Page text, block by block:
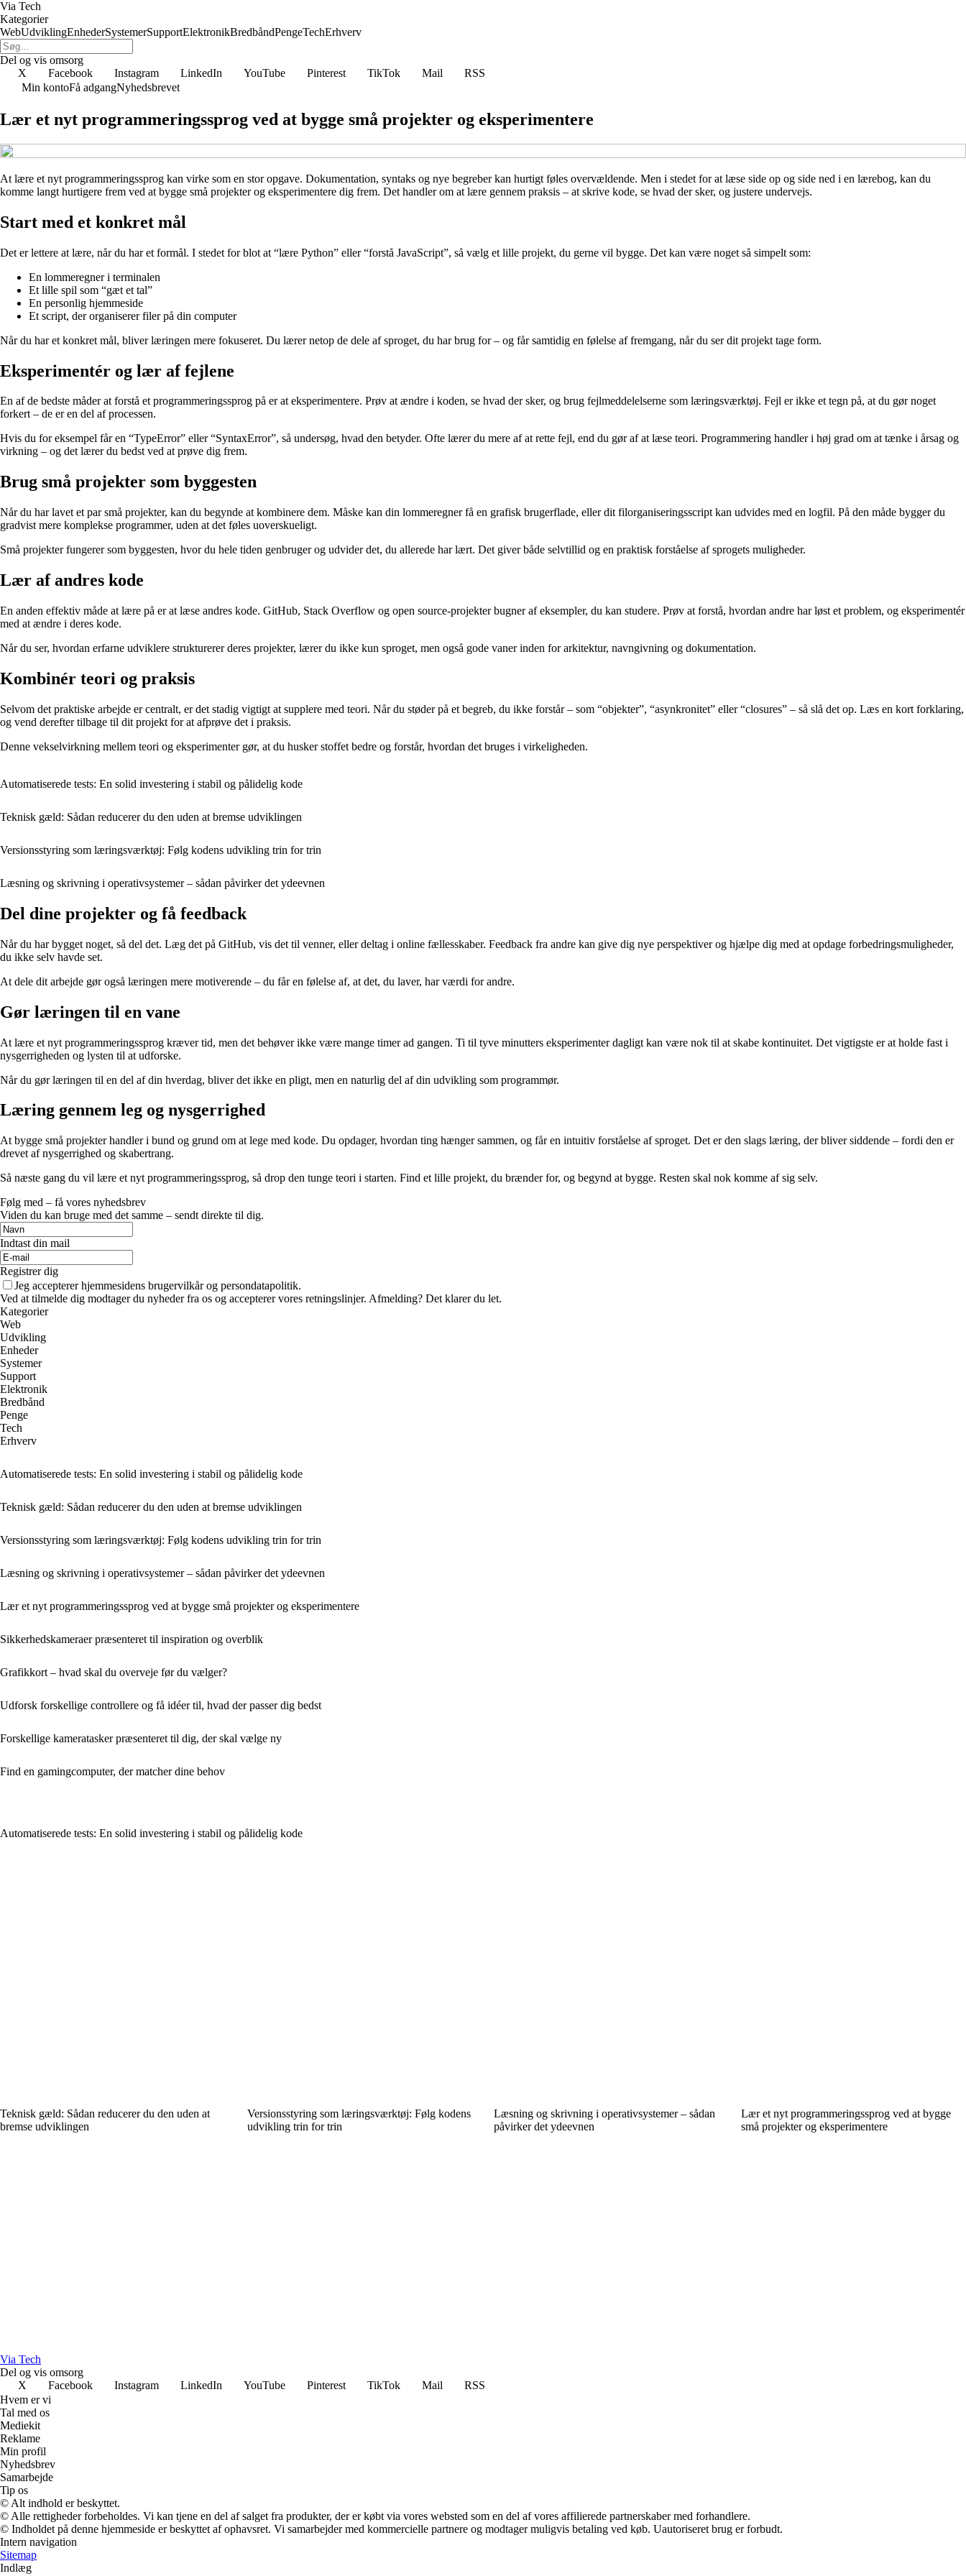
Via Tech
Kategorier
WebUdviklingEnhederSystemerSupportElektronikBredbåndPengeTechErhverv
Del og vis omsorg
X
Facebook Instagram LinkedIn YouTube Pinterest TikTok Mail
RSS
Min kontoFå adgangNyhedsbrevet
Lær et nyt programmeringssprog ved at bygge små projekter og eksperimentere
At lære et nyt programmeringssprog kan virke som en stor opgave. Dokumentation, syntaks og nye begreber kan hurtigt føles overvældende. Men i stedet for at læse side op og side ned i en lærebog, kan du
komme langt hurtigere frem ved at bygge små projekter og eksperimentere dig frem. Det handler om at lære gennem praksis – at skrive kode, se hvad der sker, og justere undervejs.
Start med et konkret mål
Det er lettere at lære, når du har et formål. I stedet for blot at “lære Python” eller “forstå JavaScript”, så vælg et lille projekt, du gerne vil bygge. Det kan være noget så simpelt som:
En lommeregner i terminalen
Et lille spil som “gæt et tal”
En personlig hjemmeside
Et script, der organiserer filer på din computer
Når du har et konkret mål, bliver læringen mere fokuseret. Du lærer netop de dele af sproget, du har brug for – og får samtidig en følelse af fremgang, når du ser dit projekt tage form.
Eksperimentér og lær af fejlene
En af de bedste måder at forstå et programmeringssprog på er at eksperimentere. Prøv at ændre i koden, se hvad der sker, og brug fejlmeddelelserne som læringsværktøj. Fejl er ikke et tegn på, at du gør noget
forkert – de er en del af processen.
Hvis du for eksempel får en “TypeError” eller “SyntaxError”, så undersøg, hvad den betyder. Ofte lærer du mere af at rette fejl, end du gør af at læse teori. Programmering handler i høj grad om at tænke i årsag og
virkning – og det lærer du bedst ved at prøve dig frem.
Brug små projekter som byggesten
Når du har lavet et par små projekter, kan du begynde at kombinere dem. Måske kan din lommeregner få en grafisk brugerflade, eller dit filorganiseringsscript kan udvides med en logfil. På den måde bygger du
gradvist mere komplekse programmer, uden at det føles uoverskueligt.
Små projekter fungerer som byggesten, hvor du hele tiden genbruger og udvider det, du allerede har lært. Det giver både selvtillid og en praktisk forståelse af sprogets muligheder.
Lær af andres kode
En anden effektiv måde at lære på er at læse andres kode. GitHub, Stack Overflow og open source-projekter bugner af eksempler, du kan studere. Prøv at forstå, hvordan andre har løst et problem, og eksperimentér
med at ændre i deres kode.
Når du ser, hvordan erfarne udviklere strukturerer deres projekter, lærer du ikke kun sproget, men også gode vaner inden for arkitektur, navngivning og dokumentation.
Kombinér teori og praksis
Selvom det praktiske arbejde er centralt, er det stadig vigtigt at supplere med teori. Når du støder på et begreb, du ikke forstår – som “objekter”, “asynkronitet” eller “closures” – så slå det op. Læs en kort forklaring,
og vend derefter tilbage til dit projekt for at afprøve det i praksis.
Denne vekselvirkning mellem teori og eksperimenter gør, at du husker stoffet bedre og forstår, hvordan det bruges i virkeligheden.
Automatiserede tests: En solid investering i stabil og pålidelig kode
Teknisk gæld: Sådan reducerer du den uden at bremse udviklingen
Versionsstyring som læringsværktøj: Følg kodens udvikling trin for trin
Læsning og skrivning i operativsystemer – sådan påvirker det ydeevnen
Del dine projekter og få feedback
Når du har bygget noget, så del det. Læg det på GitHub, vis det til venner, eller deltag i online fællesskaber. Feedback fra andre kan give dig nye perspektiver og hjælpe dig med at opdage forbedringsmuligheder,
du ikke selv havde set.
At dele dit arbejde gør også læringen mere motiverende – du får en følelse af, at det, du laver, har værdi for andre.
Gør læringen til en vane
At lære et nyt programmeringssprog kræver tid, men det behøver ikke være mange timer ad gangen. Ti til tyve minutters eksperimenter dagligt kan være nok til at skabe kontinuitet. Det vigtigste er at holde fast i
nysgerrigheden og lysten til at udforske.
Når du gør læringen til en del af din hverdag, bliver det ikke en pligt, men en naturlig del af din udvikling som programmør.
Læring gennem leg og nysgerrighed
At bygge små projekter handler i bund og grund om at lege med kode. Du opdager, hvordan ting hænger sammen, og får en intuitiv forståelse af sproget. Det er den slags læring, der bliver siddende – fordi den er
drevet af nysgerrighed og skabertrang.
Så næste gang du vil lære et nyt programmeringssprog, så drop den tunge teori i starten. Find et lille projekt, du brænder for, og begynd at bygge. Resten skal nok komme af sig selv.
Følg med – få vores nyhedsbrev
Viden du kan bruge med det samme – sendt direkte til dig.
Indtast din mail
Registrer dig
Jeg accepterer hjemmesidens brugervilkår og persondatapolitik.
Ved at tilmelde dig modtager du nyheder fra os og accepterer vores retningslinjer. Afmelding? Det klarer du let.
Kategorier
Web
Udvikling
Enheder
Systemer
Support
Elektronik
Bredbånd
Penge
Tech
Erhverv
Automatiserede tests: En solid investering i stabil og pålidelig kode
Teknisk gæld: Sådan reducerer du den uden at bremse udviklingen
Versionsstyring som læringsværktøj: Følg kodens udvikling trin for trin
Læsning og skrivning i operativsystemer – sådan påvirker det ydeevnen
Lær et nyt programmeringssprog ved at bygge små projekter og eksperimentere
Sikkerhedskameraer præsenteret til inspiration og overblik
Grafikkort – hvad skal du overveje før du vælger?
Udforsk forskellige controllere og få idéer til, hvad der passer dig bedst
Forskellige kameratasker præsenteret til dig, der skal vælge ny
Find en gamingcomputer, der matcher dine behov
Automatiserede tests: En solid investering i stabil og pålidelig kode
Teknisk gæld: Sådan reducerer du den uden at
bremse udviklingen
Versionsstyring som læringsværktøj: Følg kodens
udvikling trin for trin
Læsning og skrivning i operativsystemer – sådan
påvirker det ydeevnen
Lær et nyt programmeringssprog ved at bygge
små projekter og eksperimentere
Via Tech
Del og vis omsorg
X
Facebook Instagram LinkedIn YouTube Pinterest TikTok Mail
RSS
Hvem er vi
Tal med os
Mediekit
Reklame
Min profil
Nyhedsbrev
Samarbejde
Tip os
© Alt indhold er beskyttet.
© Alle rettigheder forbeholdes. Vi kan tjene en del af salget fra produkter, der er købt via vores websted som en del af vores affilierede partnerskaber med forhandlere.
© Indholdet på denne hjemmeside er beskyttet af ophavsret. Vi samarbejder med kommercielle partnere og modtager muligvis betaling ved køb. Uautoriseret brug er forbudt.
Intern navigation
Sitemap
Indlæg